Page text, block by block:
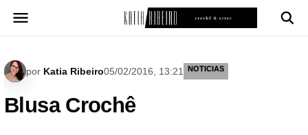
para
por Katia Ribeiro05/02/2016, 13:21 NOTICIAS
Blusa Crochê